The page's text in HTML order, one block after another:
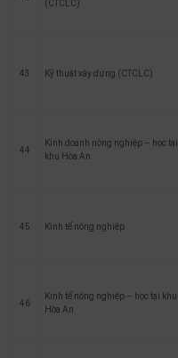
(CTCLC)
43 Kỹ thuật xây dựng (CTCLC)
44
Kinh doanh nông nghiệp – học tại
khu Hòa An
45 Kinh tế nông nghiệp
46
Kinh tế nông nghiệp – học tại khu
Hòa An